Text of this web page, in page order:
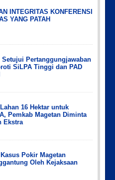
55-35-604
24-51-034
12-12.53.38
INTEGRITAS KONFERENSI
YANG PATAH
Setujui Pertanggungjawaban
SiLPA Tinggi dan PAD
16 Hektar untuk
Pemkab Magetan Diminta
Ekstra
Pokir Magetan
Oleh Kejaksaan